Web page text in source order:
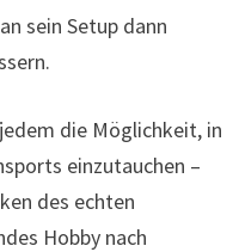
sein Setup dann
die Möglichkeit, in
einzutauchen –
des echten
Hobby nach